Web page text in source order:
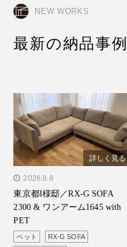
NEW WORKS
最新の納品事例
" alt="東京都I様邸／RX-G
SOFA 2300 & ワンアーム
1645 with PET"/>
詳しく見る
2026.8.8
東京都I様邸／RX-G SOFA
2300 & ワンアーム1645 with
PET
ペット RX-G SOFA